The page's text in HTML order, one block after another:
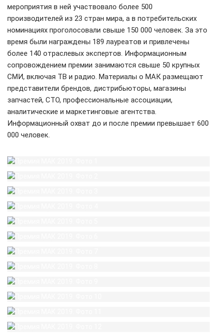
мероприятия в ней участвовало более 500
производителей из 23 стран мира, а в потребительских
номинациях проголосовали свыше 150 000 человек. За это
время были награждены 189 лауреатов и привлечены
более 140 отраслевых экспертов. Информационным
сопровождением премии занимаются свыше 50 крупных
СМИ, включая ТВ и радио. Материалы о МАК размещают
представители брендов, дистрибьюторы, магазины
запчастей, СТО, профессиональные ассоциации,
аналитические и маркетинговые агентства.
Информационный охват до и после премии превышает 600
000 человек.